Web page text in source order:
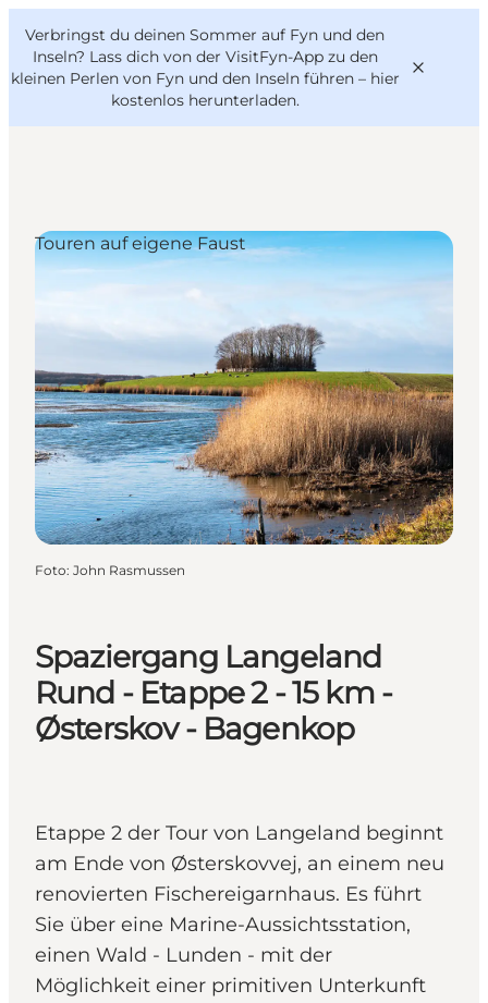
Verbringst du deinen Sommer auf Fyn und den
Inseln? Lass dich von der VisitFyn-App zu den
kleinen Perlen von Fyn und den Inseln führen – hier
kostenlos herunterladen.
Reise Ideen
Outdoor & bike
Essen & trinken
Übernachtung
VisitFyn
Deutsch
Spaziergang Langeland
Rund - Etappe 2 - 15 km -
Østerskov - Bagenkop
Etappe 2 der Tour von Langeland beginnt
am Ende von Østerskovvej, an einem neu
renovierten Fischereigarnhaus. Es führt
Sie über eine Marine-Aussichtsstation,
einen Wald - Lunden - mit der
Möglichkeit einer primitiven Unterkunft
Touren auf eigene Faust
Foto: John Rasmussen